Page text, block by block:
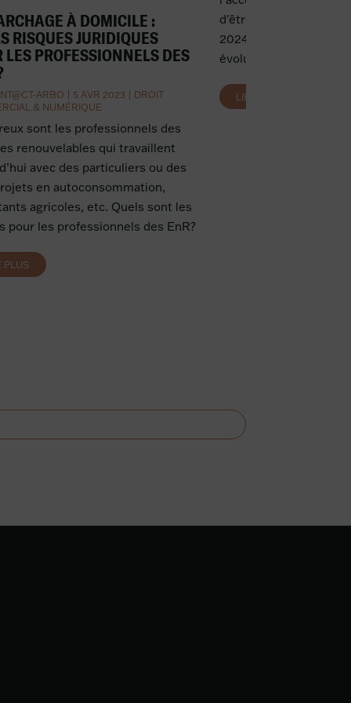
À DOMICILE :
RISQUES JURIDIQUES
LES PROFESSIONNELS DES
ARBO 5 AVR 2023
DROIT
& NUMÉRIQUE
sont les professionnels des
renouvelables qui travaillent
avec des particuliers ou des
en autoconsommation,
agricoles, etc. Quels sont les
pour les professionnels des EnR?
PLUS
d'être publiée au
2024. Cette loi entend
évolutions du
LIRE PLUS